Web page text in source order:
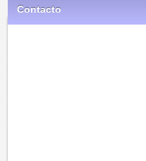
Contacto